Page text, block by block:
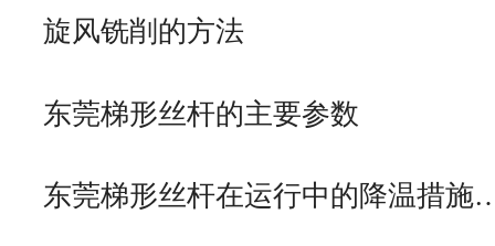
旋风铣削的方法
东莞梯形丝杆的主要参数
东莞梯形丝杆在运行中的降温措施